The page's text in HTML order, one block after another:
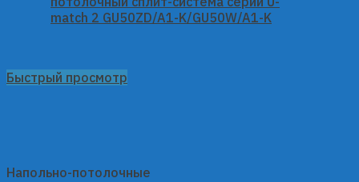
Быстрый просмотр
Напольно-потолочные